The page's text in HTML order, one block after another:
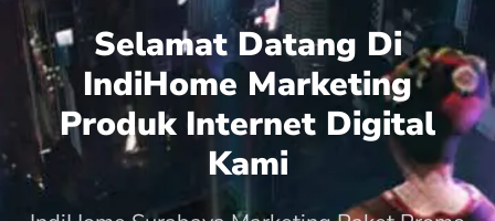
Selamat Datang Di
IndiHome Marketing
Produk Internet Digital
Kami